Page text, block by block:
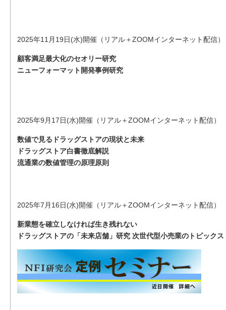
2025年11月19日(水)開催（リアル＋ZOOMインターネット配信）
顧客満足最大化のセオリー研究
ニューフォーマット開発事例研究
2025年9月17日(水)開催（リアル＋ZOOMインターネット配信）
数値で見るドラッグストアの現状と未来
ドラッグストア白書徹底解説
流通業の数値管理の原理原則
2025年7月16日(水)開催（リアル＋ZOOMインターネット配信）
新業態を確立しなければ生き残れない
ドラッグストアの「未来店舗」研究 次世代型小売業のトピックス